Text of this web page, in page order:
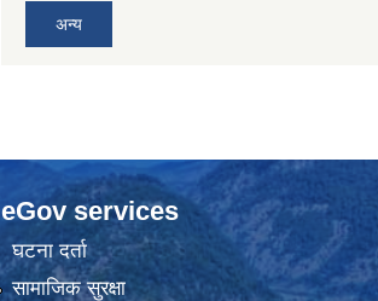
अन्य
eGov services
घटना दर्ता
सामाजिक सुरक्षा